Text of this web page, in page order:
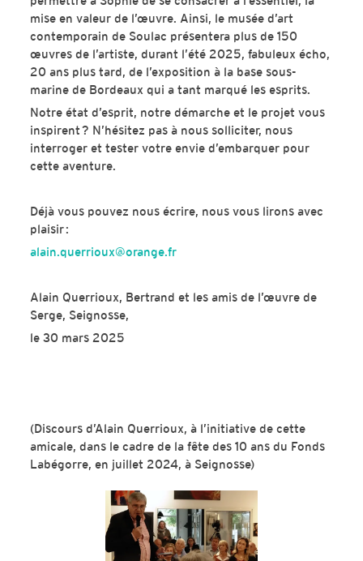
mise en valeur de l’œuvre. Ainsi, le musée d’art
contemporain de Soulac présentera plus de 150
œuvres de l’artiste, durant l’été 2025, fabuleux écho,
20 ans plus tard, de l’exposition à la base sous-
marine de Bordeaux qui a tant marqué les esprits.
Notre état d’esprit, notre démarche et le projet vous
inspirent ? N’hésitez pas à nous solliciter, nous
interroger et tester votre envie d’embarquer pour
cette aventure.
Déjà vous pouvez nous écrire, nous vous lirons avec
plaisir :
alain.querrioux@orange.fr
Alain Querrioux, Bertrand et les amis de l’œuvre de
Serge, Seignosse,
le 30 mars 2025
(Discours d’Alain Querrioux, à l’initiative de cette
amicale, dans le cadre de la fête des 10 ans du Fonds
Labégorre, en juillet 2024, à Seignosse)